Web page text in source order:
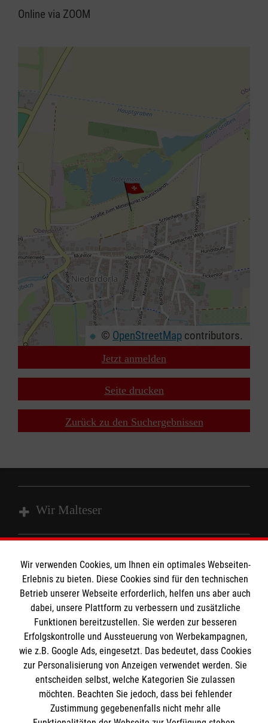
Online via ZOOM
© OpenStreetMap contributors.
Jetzt anmelden
Seite drucken
Zurück zu den Suchergebnissen
Wir Malteser
Das MBZ Westfalen
Spenden
Wir Malteser
Informationen
Downloads
Kontakt
Impressum
Datenschutz
Barrierefreiheit
Malteser online
Malteserorden
Malteser Jugend
Spendenkonto
Wir verwenden Cookies, um Ihnen ein optimales Webseiten-
Erlebnis zu bieten. Diese Cookies sind für den technischen
Betrieb unserer Webseite erforderlich, helfen uns aber auch
dabei, unsere Plattform zu verbessern und zusätzliche
Funktionen bereitzustellen. Sie werden zur besseren
Erfolgskontrolle und Aussteuerung von Werbekampagnen,
wie z.B. Google Ads, eingesetzt. Das bedeutet, dass Cookies
zur Personalisierung von Anzeigen verwendet werden. Sie
entscheiden selbst, welche Kategorien Sie zulassen
möchten. Beachten Sie jedoch, dass bei fehlender
Zustimmung gegebenenfalls nicht mehr alle